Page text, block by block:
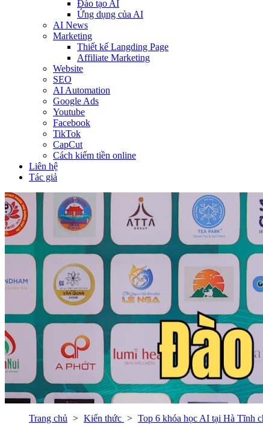
Đào tạo AI
Ứng dụng của AI
AI News
Marketing
Thiết kế Langding Page
Affiliate Marketing
Website
SEO
AI Automation
Google Ads
Youtube
Facebook
TikTok
CapCut
Cách kiếm tiền online
Liên hệ
Tác giả
Trang chủ Kiến thức Top 6 khóa học AI tại Hà Tĩnh